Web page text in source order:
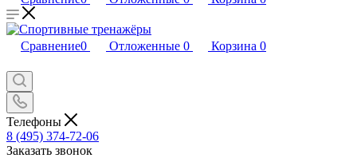
Сравнение0 Отложенные 0 Корзина 0
Телефоны
8 (495) 374-72-06
Заказать звонок